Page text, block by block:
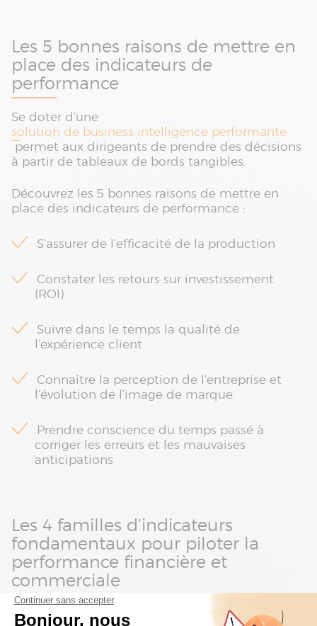
Les 5 bonnes raisons de mettre en
place des indicateurs de
performance
Se doter d’une
solution de business intelligence performante
permet aux dirigeants de prendre des décisions
à partir de tableaux de bords tangibles.
Découvrez les 5 bonnes raisons de mettre en
place des indicateurs de performance :
S’assurer de l’efficacité de la production
Constater les retours sur investissement
(ROI)
Suivre dans le temps la qualité de
l’expérience client
Connaître la perception de l’entreprise et
l’évolution de l’image de marque
Prendre conscience du temps passé à
corriger les erreurs et les mauvaises
anticipations
Les 4 familles d’indicateurs
fondamentaux pour piloter la
performance financière et
commerciale
Chaque entreprise a la possibilité de définir des